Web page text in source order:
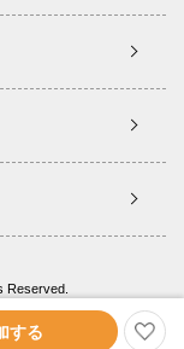
Reserved.